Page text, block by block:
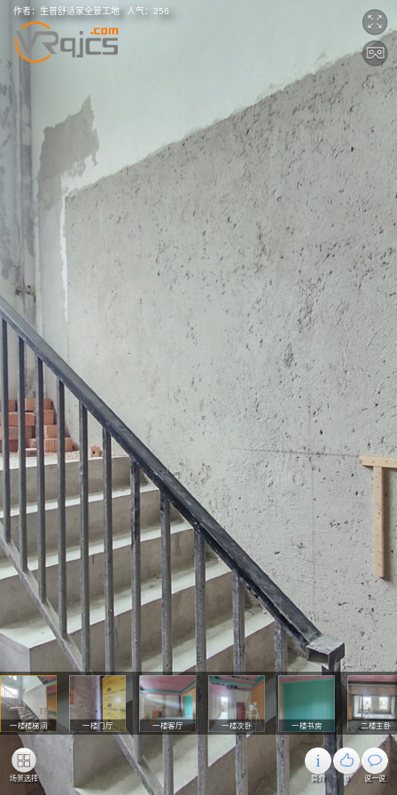
作者： 生普舒适家全景工地 人气： 256
简介 0 说一说
场景选择
一楼楼梯间 一楼门厅 一楼客厅 一楼次卧 一楼书房 二楼主卧